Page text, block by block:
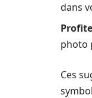
dans
photo
Ces